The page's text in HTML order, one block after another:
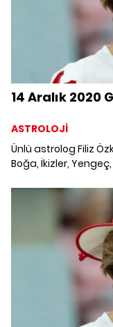
14 Aralık 2020
ASTROLOJİ
Ünlü astrolog Filiz
Boğa, İkizler,
Burç Yorumları;
burç özellikleri ve
etmesi gereken